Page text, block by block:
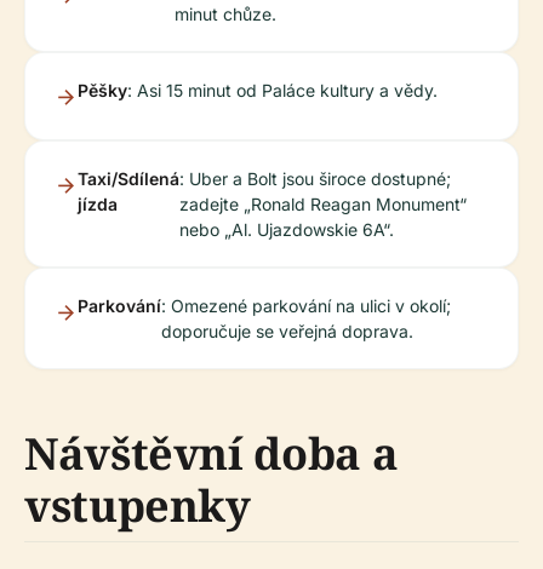
minut chůze.
Pěšky: Asi 15 minut od Paláce kultury a vědy.
Taxi/Sdílená
jízda
: Uber a Bolt jsou široce dostupné;
zadejte „Ronald Reagan Monument“
nebo „Al. Ujazdowskie 6A“.
Parkování: Omezené parkování na ulici v okolí;
doporučuje se veřejná doprava.
Návštěvní doba a
vstupenky